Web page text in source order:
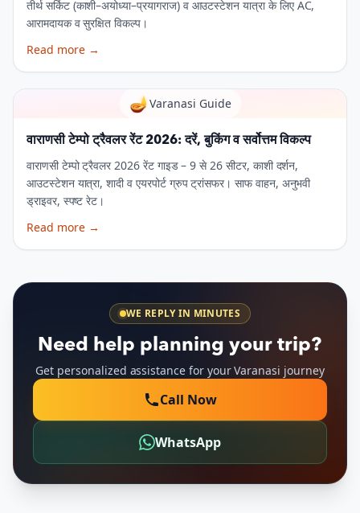
तीर्थ सर्किट (काशी–अयोध्या–प्रयागराज) व आउटस्टेशन यात्रा के लिए AC,
आरामदायक व सुरक्षित विकल्प।
Read more →
🪔Varanasi Guide
वाराणसी टेम्पो ट्रैवलर रेंट 2026: दरें, बुकिंग व सर्वोत्तम विकल्प
वाराणसी टेम्पो ट्रैवलर 2026 रेंट गाइड – 9 से 26 सीटर, काशी दर्शन,
आउटस्टेशन यात्रा, शादी व एयरपोर्ट ग्रुप ट्रांसफर। साफ वाहन, अनुभवी
ड्राइवर, स्पष्ट रेट।
Read more →
WE REPLY IN MINUTES
Need help planning your trip?
Get personalized assistance for your Varanasi journey
Call Now
WhatsApp